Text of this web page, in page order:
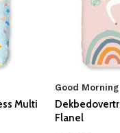
Multi
Good Morning
Flanel